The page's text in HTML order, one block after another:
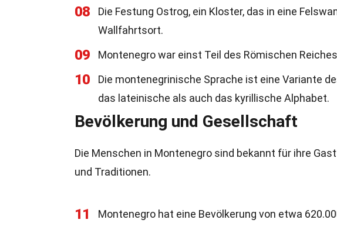
08
Die Festung Ostrog, ein Kloster, das in eine
Wallfahrtsort.
09 Montenegro war einst Teil des Römischen
10
Die montenegrinische Sprache ist eine Variante
das lateinische als auch das kyrillische Alphabet.
Bevölkerung und Gesellschaft
Die Menschen in Montenegro sind bekannt für ihre
und Traditionen.
11 Montenegro hat eine Bevölkerung von etwa